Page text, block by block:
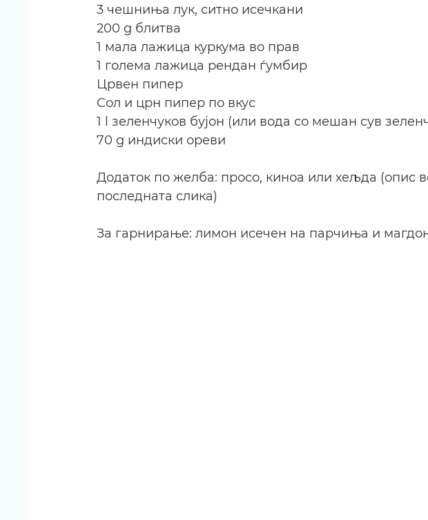
3 чешниња лук, ситно исечкани
200 g блитва
1 мала лажица куркума во прав
1 голема лажица рендан ѓумбир
Црвен пипер
Сол и црн пипер по вкус
1 l зеленчуков бујон (или вода со мешан сув
70 g индиски ореви
Додаток по желба: просо, киноа или хељда (опис
последната слика)
За гарнирање: лимон исечен на парчиња и